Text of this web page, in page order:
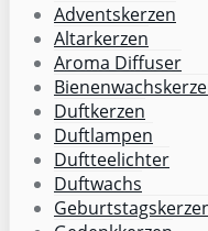
Adventskerzen
Altarkerzen
Aroma Diffuser
Duftkerzen
Duftlampen
Duftteelichter
Duftwachs